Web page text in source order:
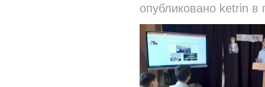
опубликовано ketrin в